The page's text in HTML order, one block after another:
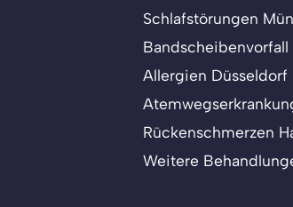
Schlafstörungen
Bandscheibenvorfall
Allergien Düsseldorf
Rückenschmerzen
Weitere